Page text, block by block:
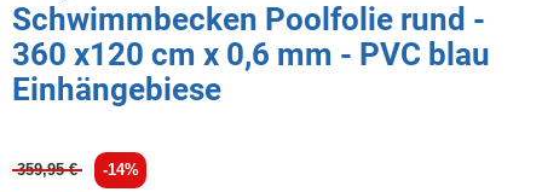
Schwimmbecken Poolfolie rund -
360 x120 cm x 0,6 mm - PVC blau
Einhängebiese
359,95 € -14%